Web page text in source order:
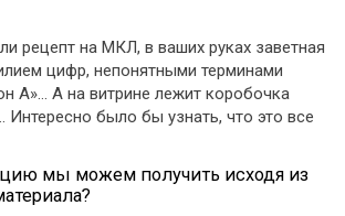
рецепт на МКЛ, в ваших руках заветная
цифр, непонятными терминами
A»… А на витрине лежит коробочка
Интересно было бы узнать, что это все
мы можем получить исходя из